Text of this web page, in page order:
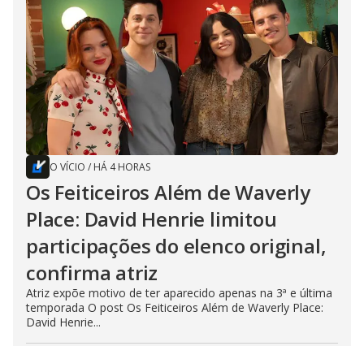
O VÍCIO / HÁ 4 HORAS
Os Feiticeiros Além de Waverly
Place: David Henrie limitou
participações do elenco original,
confirma atriz
Atriz expõe motivo de ter aparecido apenas na 3ª e última
temporada O post Os Feiticeiros Além de Waverly Place:
David Henrie...